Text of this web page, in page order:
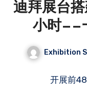
迪拜展台
小时——
Exhibition
开展前